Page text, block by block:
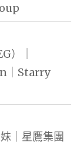
）｜
｜Starry
｜星鷹集團